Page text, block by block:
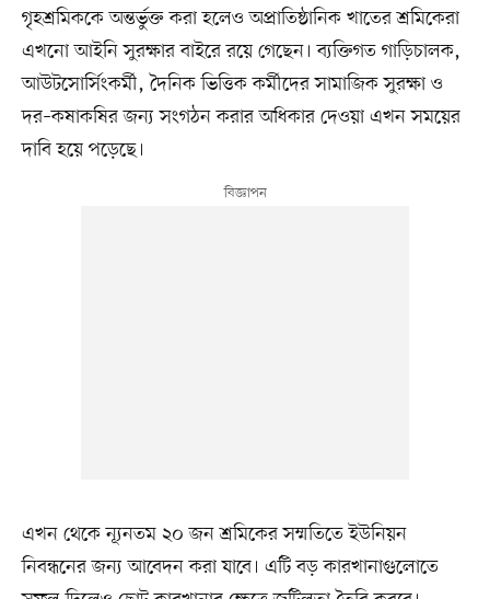
গৃহশ্রমিককে অন্তর্ভুক্ত করা হলেও অপ্রাতিষ্ঠানিক খাতের শ্রমিকেরা
এখনো আইনি সুরক্ষার বাইরে রয়ে গেছেন। ব্যক্তিগত গাড়িচালক,
আউটসোর্সিংকর্মী, দৈনিক ভিত্তিক কর্মীদের সামাজিক সুরক্ষা ও
দর–কষাকষির জন্য সংগঠন করার অধিকার দেওয়া এখন সময়ের
দাবি হয়ে পড়েছে।
এখন থেকে ন্যূনতম ২০ জন শ্রমিকের সম্মতিতে ইউনিয়ন
নিবন্ধনের জন্য আবেদন করা যাবে। এটি বড় কারখানাগুলোতে